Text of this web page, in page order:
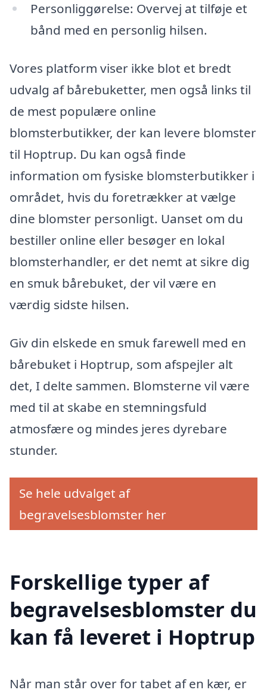
Personliggørelse: Overvej at tilføje et
bånd med en personlig hilsen.
Vores platform viser ikke blot et bredt
udvalg af bårebuketter, men også links til
de mest populære online
blomsterbutikker, der kan levere blomster
til Hoptrup. Du kan også finde
information om fysiske blomsterbutikker i
området, hvis du foretrækker at vælge
dine blomster personligt. Uanset om du
bestiller online eller besøger en lokal
blomsterhandler, er det nemt at sikre dig
en smuk bårebuket, der vil være en
værdig sidste hilsen.
Giv din elskede en smuk farewell med en
bårebuket i Hoptrup, som afspejler alt
det, I delte sammen. Blomsterne vil være
med til at skabe en stemningsfuld
atmosfære og mindes jeres dyrebare
stunder.
Se hele udvalget af
begravelsesblomster her
Forskellige typer af
begravelsesblomster du
kan få leveret i Hoptrup
Når man står over for tabet af en kær, er